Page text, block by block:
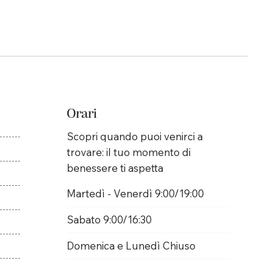
Orari
Scopri quando puoi venirci a
trovare: il tuo momento di
benessere ti aspetta
Martedì - Venerdì 9:00/19:00
Sabato 9:00/16:30
Domenica e Lunedì Chiuso